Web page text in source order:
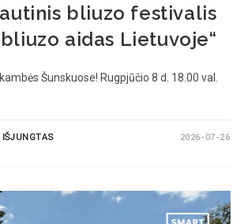
bliuzo festivalis
aidas Lietuvoje“
Šunskuose! Rugpjūčio 8 d. 18.00 val.
2026-07-26